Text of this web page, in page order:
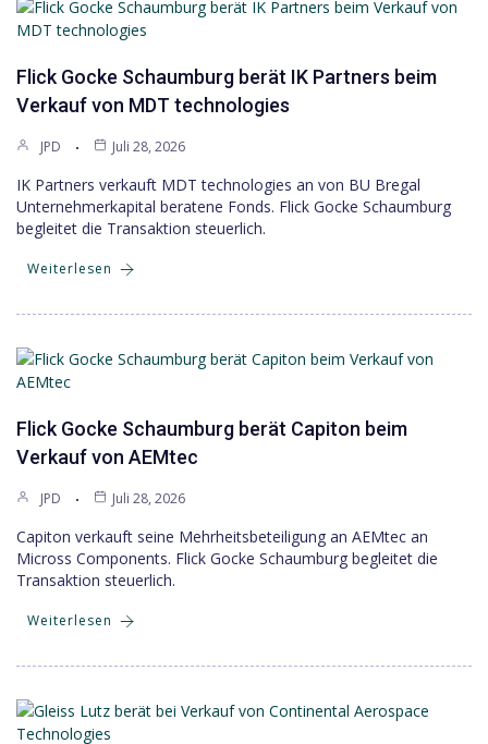
Flick Gocke Schaumburg berät IK Partners beim
Verkauf von MDT technologies
JPD Juli 28, 2026
IK Partners verkauft MDT technologies an von BU Bregal
Unternehmerkapital beratene Fonds. Flick Gocke Schaumburg
begleitet die Transaktion steuerlich.
Weiterlesen
Flick Gocke Schaumburg berät Capiton beim
Verkauf von AEMtec
JPD Juli 28, 2026
Capiton verkauft seine Mehrheitsbeteiligung an AEMtec an
Micross Components. Flick Gocke Schaumburg begleitet die
Transaktion steuerlich.
Weiterlesen